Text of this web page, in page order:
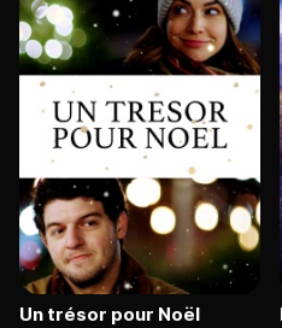
Un trésor pour Noël